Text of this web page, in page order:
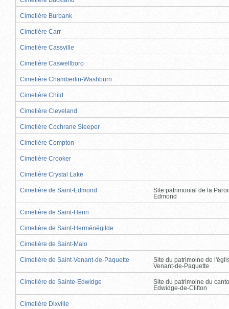
Cimetière Burbank
Cimetière Carr
Cimetière Cassville
Cimetière Caswellboro
Cimetière Chamberlin-Washburn
Cimetière Child
Cimetière Cleveland
Cimetière Cochrane Sleeper
Cimetière Compton
Cimetière Crooker
Cimetière Crystal Lake
Cimetière de Saint-Edmond
Site patrimonial de la
Edmond
Cimetière de Saint-Henri
Cimetière de Saint-Herménégilde
Cimetière de Saint-Malo
Cimetière de Saint-Venant-de-Paquette
Site du patrimoine de
Venant-de-Paquette
Cimetière de Sainte-Edwidge
Site du patrimoine du
Edwidge-de-Clifton
Cimetière Dixville